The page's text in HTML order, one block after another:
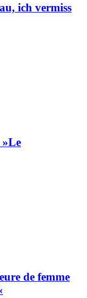
ich vermiss
»Le
de femme